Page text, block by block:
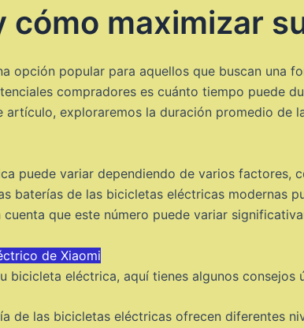
maximizar
opción popular para aquellos que buscan una
compradores es cuánto tiempo puede
exploraremos la duración promedio de
puede variar dependiendo de varios factores,
baterías de las bicicletas eléctricas modernas
que este número puede variar
de Xiaomi
bicicleta eléctrica, aquí tienes algunos consejos
de las bicicletas eléctricas ofrecen diferentes